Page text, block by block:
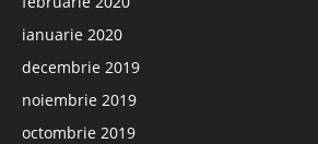
ianuarie 2020
decembrie 2019
noiembrie 2019
octombrie 2019